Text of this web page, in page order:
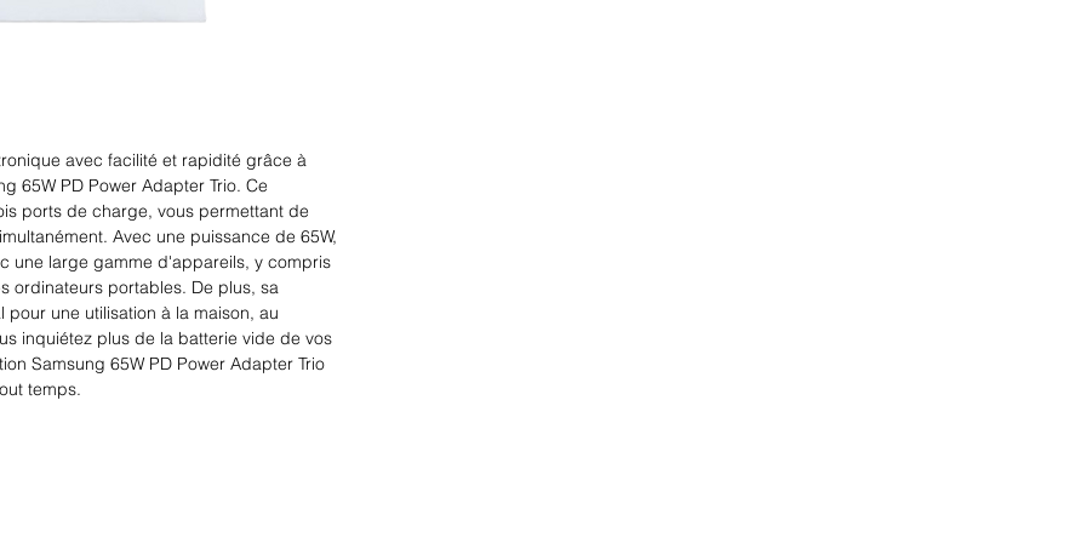
avec facilité et rapidité grâce à
65W PD Power Adapter Trio. Ce
ports de charge, vous permettant de
Avec une puissance de 65W,
une large gamme d'appareils, y compris
ordinateurs portables. De plus, sa
une utilisation à la maison, au
inquiétez plus de la batterie vide de vos
Samsung 65W PD Power Adapter Trio
temps.